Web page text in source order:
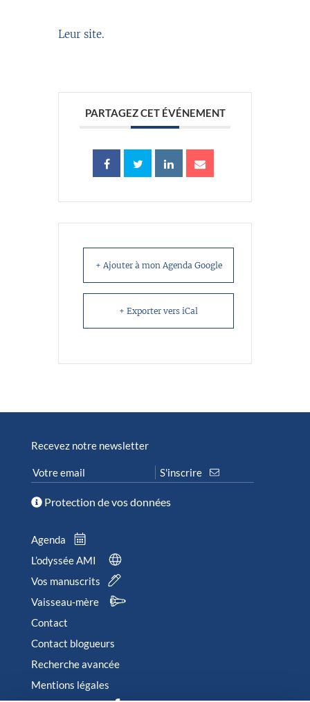
Leur site.
PARTAGEZ CET ÉVÉNEMENT
+ Ajouter à mon Agenda Google
+ Exporter vers iCal
Recevez notre newsletter
Protection de vos données
Agenda
L’odyssée AMI
Vos manuscrits
Vaisseau-mère
Contact
Contact blogueurs
Recherche avancée
Mentions légales